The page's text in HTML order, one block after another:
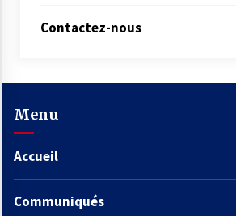
Contactez-nous
Menu
Accueil
Communiqués